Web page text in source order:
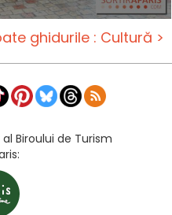
ghidurile : Cultură >
Biroului de Turism